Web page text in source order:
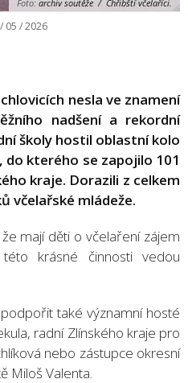
Foto: archiv soutěže / Chřibští včelaříci.
05 / 2026
nesla ve znamení
nadšení a rekordní
školy hostil oblastní kolo
do kterého se zapojilo 101
kraje. Dorazili z celkem
včelařské mládeže.
mají děti o včelaření zájem
krásné činnosti vedou
také významní hosté
, radní Zlínského kraje pro
nebo zástupce okresní
Miloš Valenta.